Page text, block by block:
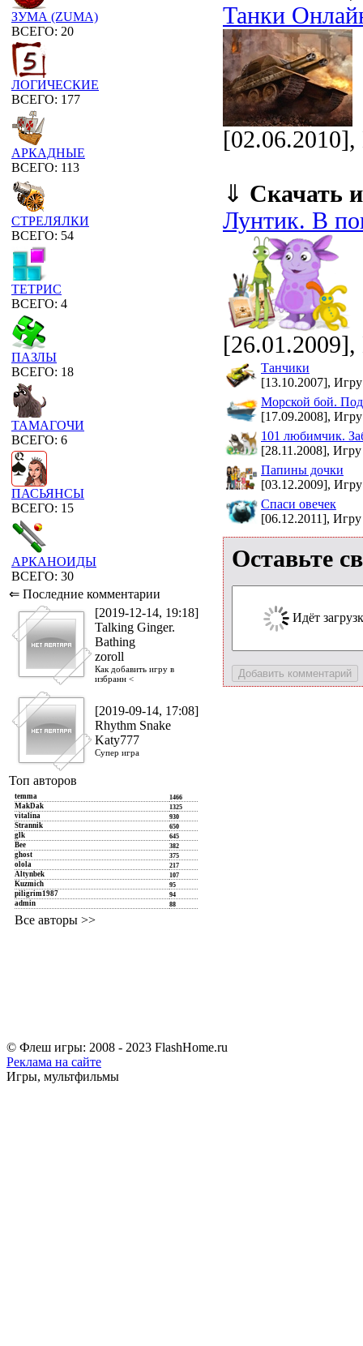
ЗУМА (ZUMA)
ВСЕГО: 20
ЛОГИЧЕСКИЕ
ВСЕГО: 177
АРКАДНЫЕ
ВСЕГО: 113
СТРЕЛЯЛКИ
ВСЕГО: 54
ТЕТРИС
ВСЕГО: 4
ПАЗЛЫ
ВСЕГО: 18
ТАМАГОЧИ
ВСЕГО: 6
ПАСЬЯНСЫ
ВСЕГО: 15
АРКАНОИДЫ
ВСЕГО: 30
⇐ Последние комментарии
[2019-12-14, 19:18]
Talking Ginger.
Bathing
zoroll
Как добавить игру в
избранн <
[2019-09-14, 17:08]
Rhythm Snake
Katy777
Супер игра
Топ авторов
temma 1466
MakDak 1325
vitalina 930
Strannik 650
glk 645
Bee 382
ghost 375
olola 217
Altynbek 107
Kuzmich 95
piligrim1987 94
admin 88
Все авторы >>
Танки
[02.06.2010],
⇓ Скачать
Лунтик. В
[26.01.2009],
Танчики
[13.10.2007],
Морской бой.
[17.09.2008],
101 любимчик.
[28.11.2008],
Папины дочки
[03.12.2009],
Спаси овечек
[06.12.2011],
Оставьте
Идёт
© Флеш игры: 2008 - 2023 FlashHome.ru
Реклама на сайте
Игры, мультфильмы